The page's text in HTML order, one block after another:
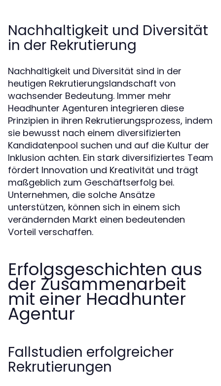
Nachhaltigkeit und Diversität
in der Rekrutierung
Nachhaltigkeit und Diversität sind in der
heutigen Rekrutierungslandschaft von
wachsender Bedeutung. Immer mehr
Headhunter Agenturen integrieren diese
Prinzipien in ihren Rekrutierungsprozess, indem
sie bewusst nach einem diversifizierten
Kandidatenpool suchen und auf die Kultur der
Inklusion achten. Ein stark diversifiziertes Team
fördert Innovation und Kreativität und trägt
maßgeblich zum Geschäftserfolg bei.
Unternehmen, die solche Ansätze
unterstützen, können sich in einem sich
verändernden Markt einen bedeutenden
Vorteil verschaffen.
Erfolgsgeschichten aus
der Zusammenarbeit
mit einer Headhunter
Agentur
Fallstudien erfolgreicher
Rekrutierungen